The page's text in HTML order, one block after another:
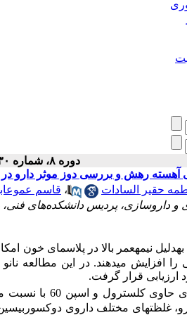
دوره ۸، شماره ۳۰ - ( ۱-۱۳۹۷ )
آهسته رهش و بررسی دوز موثر دارو در
حقیر السادات ، قاسم
به­دلیل نیمه­عمر بالا در پلاسمای خون
افزایش می­دهند. در این مطالعه
ارزیابی قرار گرفت.
غلظت­های مختلف داروی